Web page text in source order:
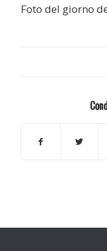
Foto del giorno